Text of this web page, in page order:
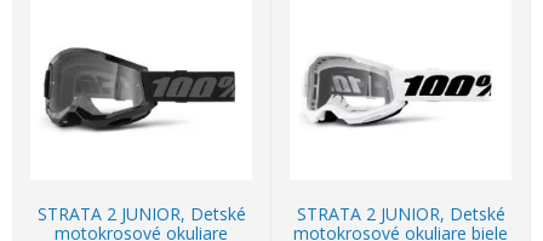
STRATA 2 JUNIOR, Detské
motokrosové okuliare
STRATA 2 JUNIOR, Detské
motokrosové okuliare biele